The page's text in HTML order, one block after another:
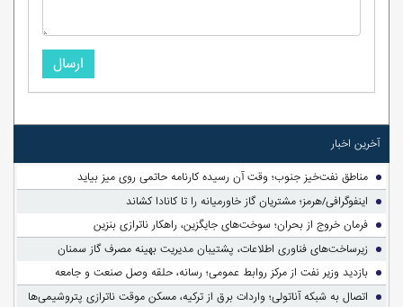
ارسال
آخرین اخبار
مناطق نفت‌خیز جنوب؛ وقت آن رسیده کارنامه حاتمی روی میز بیاید
اینفوگرافی/هرمز؛ مشتریان گاز خاورمیانه را تا کانادا کشاند
فرمان خروج از بحران؛ سوخت‌های جایگزین، راهکار ناترازی بنزین
زیرساخت‌های فناوری اطلاعات، پشتیبان مدیریت بهینه مصرف گاز سمنان
بازدید وزیر نفت از مرکز روابط عمومی؛ رسانه، حلقه وصل صنعت و جامعه
اتصال به شبکه آناتولی؛ واردات برق از ترکیه، مسکن موقت ناترازی پتروشیمی‌ها